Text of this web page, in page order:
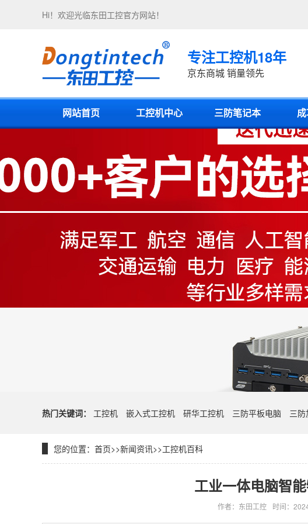
Hi！欢迎光临东田工控官方网站！
专注工控机18年
京东商城 销量领先
网站首页 工控机中心 三防笔记本
热门关键词： 工控机 嵌入式工控机 研华工控机 三防平板电脑 三
您的位置： 首页>>新闻资讯>>工控机百科
工业一体电脑智
作者：东田工控 时间：